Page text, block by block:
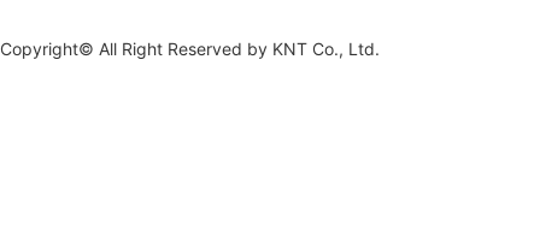
Copyright© All Right Reserved by KNT Co., Ltd.